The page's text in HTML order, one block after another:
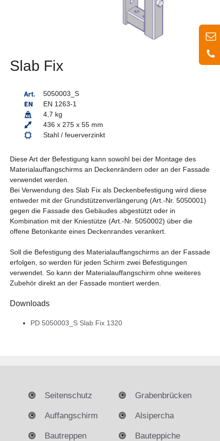
Slab Fix
5050003_S
EN 1263-1
4,7 kg
436 x 275 x 55 mm
Stahl / feuerverzinkt
Diese Art der Befestigung kann sowohl bei der Montage des
Materialauffangschirms an Deckenrändern oder an der Fassade
verwendet werden.
Bei Verwendung des Slab Fix als Deckenbefestigung wird diese
entweder mit der Grundstützenverlängerung (Art.-Nr. 5050001)
gegen die Fassade des Gebäudes abgestützt oder in
Kombination mit der Kniestütze (Art.-Nr. 5050002) über die
offene Betonkante eines Deckenrandes verankert.
Soll die Befestigung des Materialauffangschirms an der Fassade
erfolgen, so werden für jeden Schirm zwei Befestigungen
verwendet. So kann der Materialauffangschirm ohne weiteres
Zubehör direkt an der Fassade montiert werden.
Downloads
PD 5050003_S Slab Fix 1320
Seitenschutz
Auffangschirm
Bautreppen
Grabenbrücken
Alsipercha
Bauteppiche